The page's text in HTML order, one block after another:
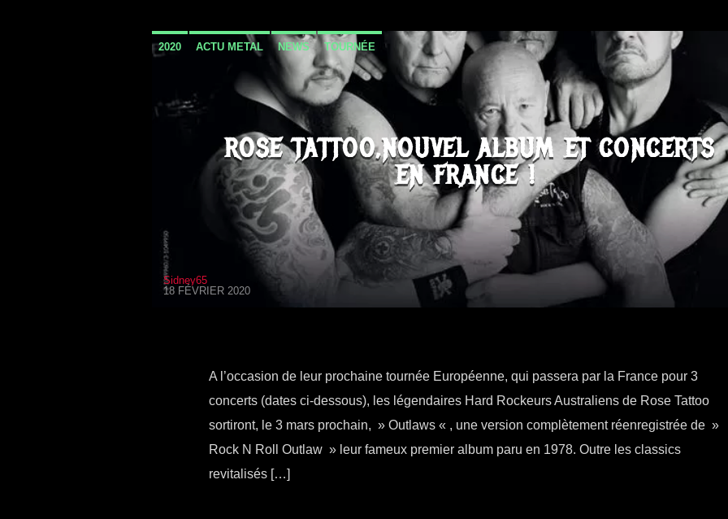
2020 ACTU METAL NEWS TOURNÉE
ROSE TATTOO,NOUVEL ALBUM ET CONCERTS
EN FRANCE !
Sidney65
18 FÉVRIER 2020
A l’occasion de leur prochaine tournée Européenne, qui passera par la France pour 3
concerts (dates ci-dessous), les légendaires Hard Rockeurs Australiens de Rose Tattoo
sortiront, le 3 mars prochain, » Outlaws « , une version complètement réenregistrée de »
Rock N Roll Outlaw » leur fameux premier album paru en 1978. Outre les classics
revitalisés […]